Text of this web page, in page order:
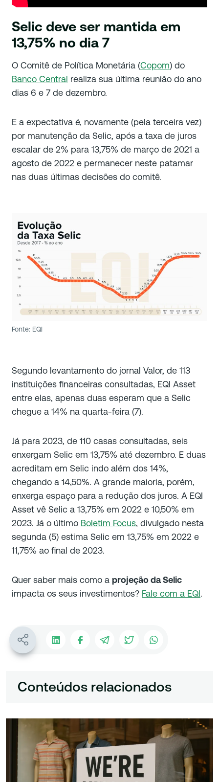
Selic deve ser mantida em
13,75% no dia 7
O Comitê de Política Monetária (Copom) do
Banco Central realiza sua última reunião do ano
dias 6 e 7 de dezembro.
E a expectativa é, novamente (pela terceira vez)
por manutenção da Selic, após a taxa de juros
escalar de 2% para 13,75% de março de 2021 a
agosto de 2022 e permanecer neste patamar
nas duas últimas decisões do comitê.
Fonte: EQI
Segundo levantamento do jornal Valor, de 113
instituições financeiras consultadas, EQI Asset
entre elas, apenas duas esperam que a Selic
chegue a 14% na quarta-feira (7).
Já para 2023, de 110 casas consultadas, seis
enxergam Selic em 13,75% até dezembro. E duas
acreditam em Selic indo além dos 14%,
chegando a 14,50%. A grande maioria, porém,
enxerga espaço para a redução dos juros. A EQI
Asset vê Selic a 13,75% em 2022 e 10,50% em
2023. Já o último Boletim Focus, divulgado nesta
segunda (5) estima Selic em 13,75% em 2022 e
11,75% ao final de 2023.
Quer saber mais como a projeção da Selic
impacta os seus investimentos? Fale com a EQI.
Conteúdos relacionados